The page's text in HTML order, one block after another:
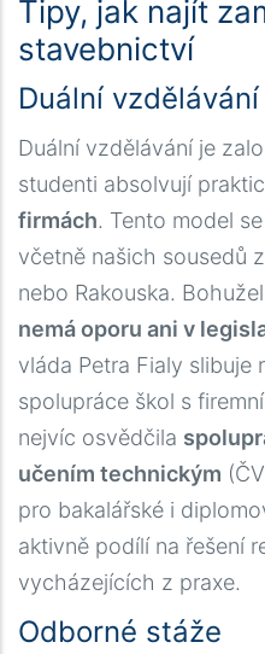
Tipy, jak najít
stavebnictví
Duální vzdělávání
Duální vzdělávání je
studenti absolvují
firmách. Tento model
včetně našich sousedů
nebo Rakouska.
nemá oporu ani v
vláda Petra Fialy slibuje
spolupráce škol s
nejvíc osvědčila
učením technickým
pro bakalářské i
aktivně podílí na řešení
vycházejících z praxe.
Odborné stáže